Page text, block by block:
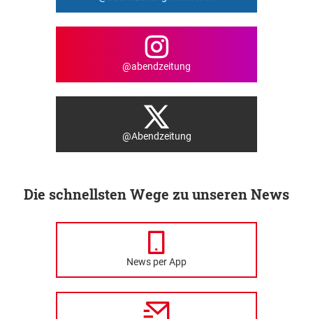
@abendzeitung
@Abendzeitung
Die schnellsten Wege zu unseren News
News per App